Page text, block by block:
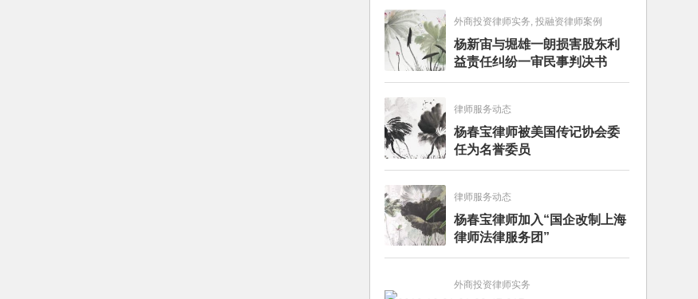
外商投资律师实务, 投融资律师案例
杨新宙与堀雄一朗损害股东利
益责任纠纷一审民事判决书
律师服务动态
杨春宝律师被美国传记协会委
任为名誉委员
律师服务动态
杨春宝律师加入“国企改制上海
律师法律服务团”
外商投资律师实务